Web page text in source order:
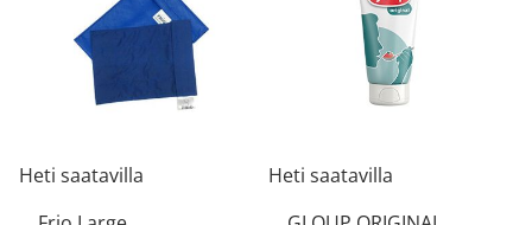
Heti saatavilla
Heti saatavilla